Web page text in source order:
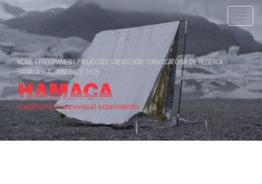
Toggle
HOME\ PROGRAMES\PROJECTES \ RESOLUCIÓ CONVOCATÒRIA DE RECERCA
HAMACA > ALUMNI EQZE 2025